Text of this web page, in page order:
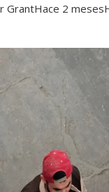
GrantHace 2 meses